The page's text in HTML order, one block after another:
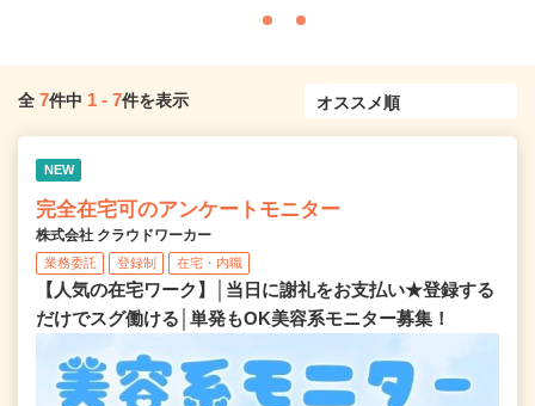
全 7件中 1 - 7件を表示
NEW
完全在宅可のアンケートモニター
株式会社 クラウドワーカー
業務委託 登録制 在宅・内職
【人気の在宅ワーク】│当日に謝礼をお支払い★登録する
だけでスグ働ける│単発もOK美容系モニター募集！